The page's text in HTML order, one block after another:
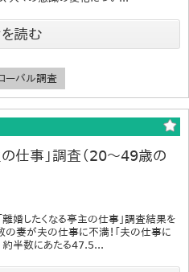
読む
ーバル調査
仕事」調査（20～49歳の
離婚したくなる亭主の仕事」調査結果を
妻が夫の仕事に不満！「夫の仕事に
約半数にあたる47.5...